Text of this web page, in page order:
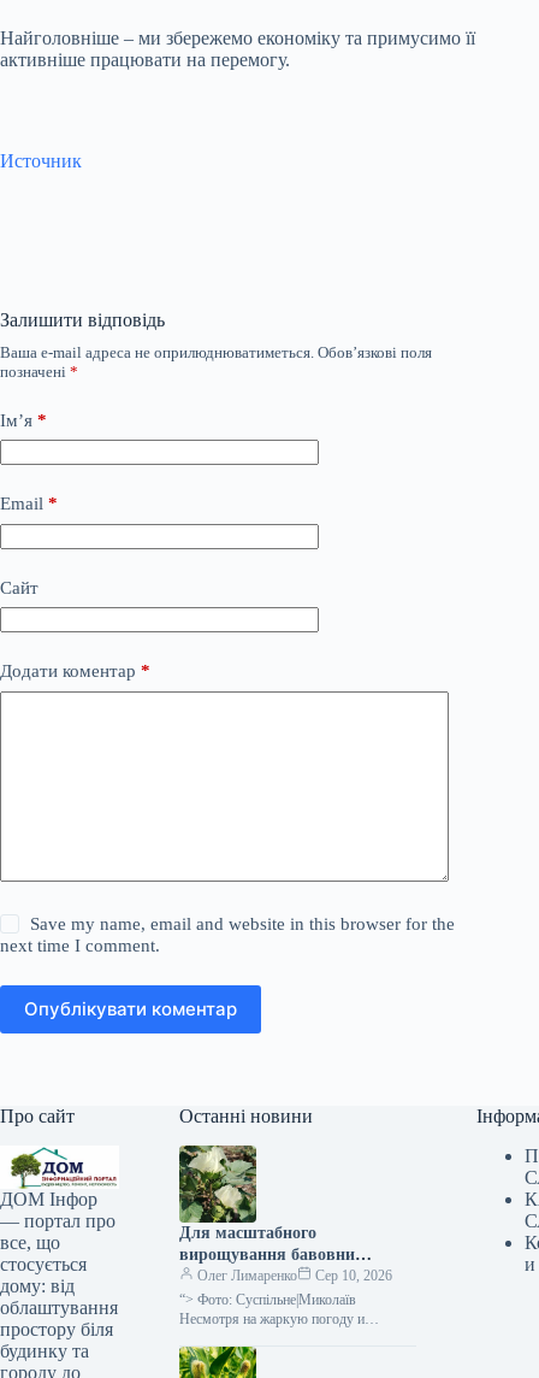
Найголовніше – ми збережемо економіку та примусимо її
активніше працювати на перемогу.
Источник
Залишити відповідь
Ваша e-mail адреса не оприлюднюватиметься. Обов’язкові поля
позначені *
Ім’я *
Email *
Сайт
Додати коментар *
Save my name, email and website in this browser for the
next time I comment.
Опублікувати коментар
Про сайт
ДОМ Інфор
— портал про
все, що
стосується
дому: від
облаштування
простору біля
будинку та
городу до
Останні новини
Для масштабного
вирощування бавовни
потрібна розроблена
технологія — розповідає
фермерка —
Олег Лимаренко
Сер 10, 2026
“> Фото: Суспільне|Миколаїв
Несмотря на жаркую погоду и
посевы хлопка в Николаевской
и